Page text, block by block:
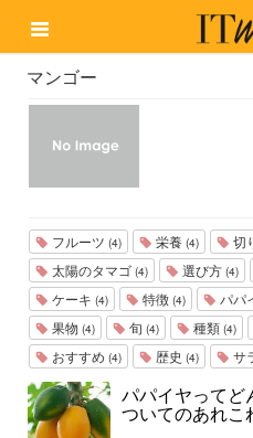
マンゴー
フルーツ (4) 栄養 (4) 切
太陽のタマゴ (4) 選び方 (4)
ケーキ (4) 特徴 (4) パパ
果物 (4) 旬 (4) 種類 (4)
おすすめ (4) 歴史 (4) サ
パパイヤってど
ついてのあれこ